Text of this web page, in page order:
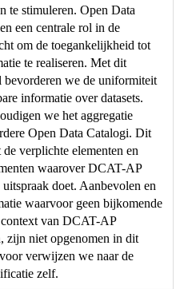
te stimuleren. Open Data
een centrale rol in de
om de toegankelijkheid tot
te realiseren. Met dit
bevorderen we de uniformiteit
informatie over datasets.
we het aggregatie
Open Data Catalogi. Dit
verplichte elementen en
waarover DCAT-AP
doet. Aanbevolen en
waarvoor geen bijkomende
van DCAT-AP
zijn niet opgenomen in dit
verwijzen we naar de
zelf.